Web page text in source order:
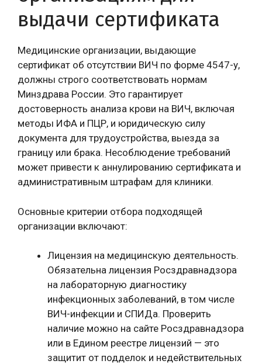
выдачи сертификата
Медицинские организации, выдающие
сертификат об отсутствии ВИЧ по форме 4547-у,
должны строго соответствовать нормам
Минздрава России. Это гарантирует
достоверность анализа крови на ВИЧ, включая
методы ИФА и ПЦР, и юридическую силу
документа для трудоустройства, выезда за
границу или брака. Несоблюдение требований
может привести к аннулированию сертификата и
административным штрафам для клиники.
Основные критерии отбора подходящей
организации включают:
Лицензия на медицинскую деятельность.
Обязательна лицензия Росздравнадзора
на лабораторную диагностику
инфекционных заболеваний, в том числе
ВИЧ-инфекции и СПИДа. Проверить
наличие можно на сайте Росздравнадзора
или в Едином реестре лицензий — это
защитит от подделок и недействительных